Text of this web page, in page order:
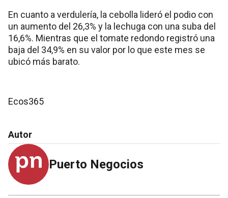
En cuanto a verdulería, la cebolla lideró el podio con
un aumento del 26,3% y la lechuga con una suba del
16,6%. Mientras que el tomate redondo registró una
baja del 34,9% en su valor por lo que este mes se
ubicó más barato.
Ecos365
Autor
Puerto Negocios